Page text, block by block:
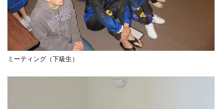
ミーティング（下級生）